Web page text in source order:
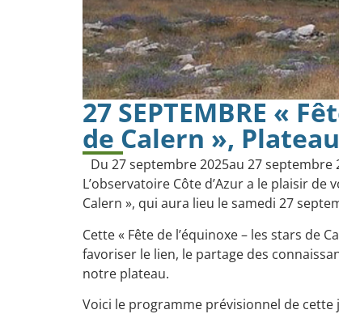
27 SEPTEMBRE «
de Calern »,
Du 27 septembre 2025au 27 septembre
L’observatoire Côte d’Azur a le plaisir de
Calern », qui aura lieu le samedi 27
Cette « Fête de l’équinoxe – les stars de
favoriser le lien, le partage des
notre plateau.
Voici le programme prévisionnel de cette